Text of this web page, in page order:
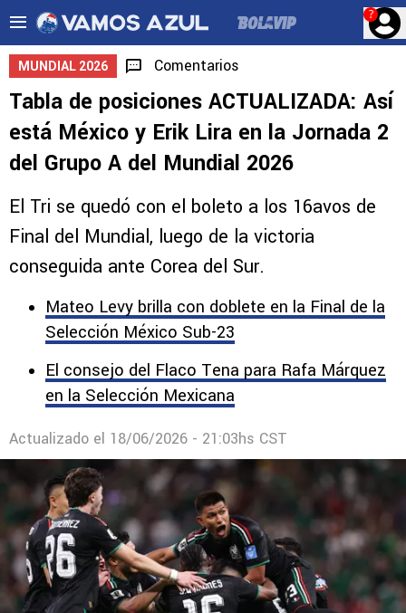
?
MUNDIAL 2026 Comentarios
Tabla de posiciones ACTUALIZADA: Así
está México y Erik Lira en la Jornada 2
del Grupo A del Mundial 2026
El Tri se quedó con el boleto a los 16avos de
Final del Mundial, luego de la victoria
conseguida ante Corea del Sur.
Mateo Levy brilla con doblete en la Final de la
Selección México Sub-23
El consejo del Flaco Tena para Rafa Márquez
en la Selección Mexicana
Actualizado el 18/06/2026 - 21:03hs CST